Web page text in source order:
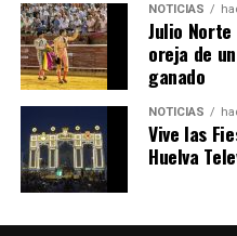
NOTICIAS
Julio
oreja de
ganado
NOTICIAS
Vive las
Huelva